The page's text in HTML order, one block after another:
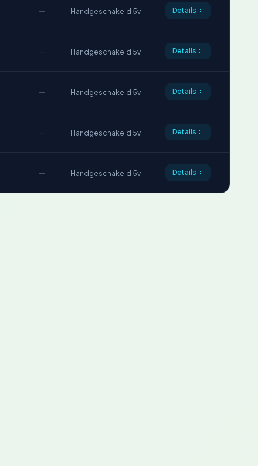
— Handgeschakeld 5v Details
— Handgeschakeld 5v Details
— Handgeschakeld 5v Details
— Handgeschakeld 5v Details
— Handgeschakeld 5v Details